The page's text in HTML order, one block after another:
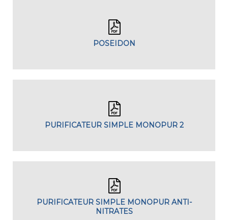
POSEIDON
PURIFICATEUR SIMPLE MONOPUR 2
PURIFICATEUR SIMPLE MONOPUR ANTI-
NITRATES